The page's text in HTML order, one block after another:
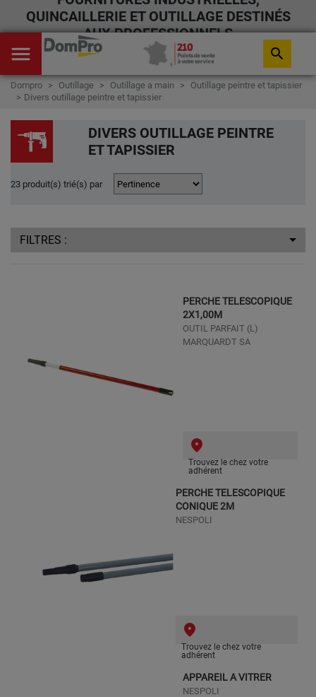
QUINCAILLERIE ET OUTILLAGE DESTINÉS
AUX PROFESSIONNELS
menu search
Dompro Outillage Outillage a main
Outillage peintre et tapissier
Divers outillage peintre et tapissier
DIVERS OUTILLAGE PEINTRE
ET TAPISSIER
23 produit(s) trié(s) par
FILTRES :
PERCHE TELESCOPIQUE
2X1,00M
OUTIL PARFAIT (L)
MARQUARDT SA
Trouvez le chez votre
adhérent
PERCHE TELESCOPIQUE
CONIQUE 2M
NESPOLI
Trouvez le chez votre
adhérent
APPAREIL A VITRER
NESPOLI